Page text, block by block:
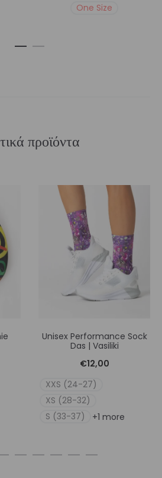
One Size
προϊόντα
Unisex Performance Sock
Das | Vasiliki
€12,00
XXS (24-27)
XS (28-32)
S (33-37)
+1 more